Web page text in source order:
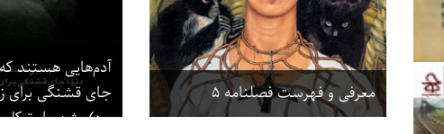
معرفی و فهرست فصلنامه ۵
آدم‌هایی هستند که
جای قشنگی برای
بود/ شهریار توکلی